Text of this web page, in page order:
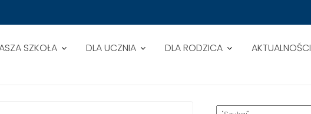
SZKOŁA DLA UCZNIA DLA RODZICA AKTUALNOŚCI